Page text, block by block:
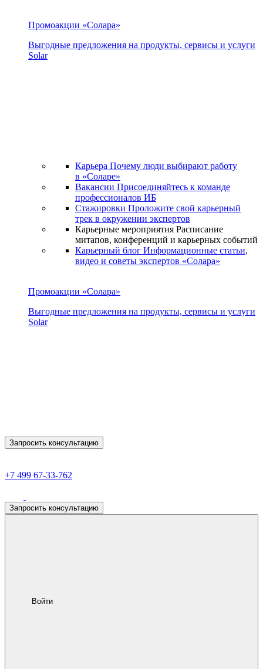
Промоакции «Солара»
Выгодные предложения на продукты, сервисы и услуги
Solar
Карьера Почему люди выбирают работу
в «Соларе»
Вакансии Присоединяйтесь к команде
профессионалов ИБ
Стажировки Проложите свой карьерный
трек в окружении экспертов
Карьерные мероприятия Расписание
митапов, конференций и карьерных событий
Карьерный блог Информационные статьи,
видео и советы экспертов «Солара»
Промоакции «Солара»
Выгодные предложения на продукты, сервисы и услуги
Solar
Запросить консультацию
+7 499 67-33-762
Запросить консультацию
Войти